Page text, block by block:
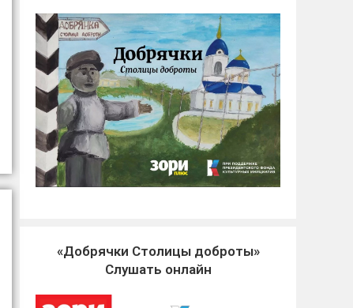
«Добрячки Столицы доброты»
Слушать онлайн